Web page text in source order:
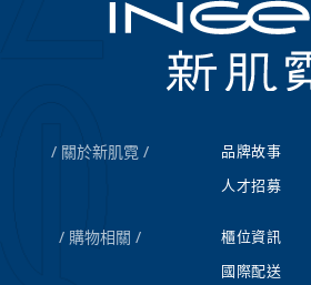
關於新肌霓 品牌故事
人才招募
購物相關 櫃位資訊
國際配送